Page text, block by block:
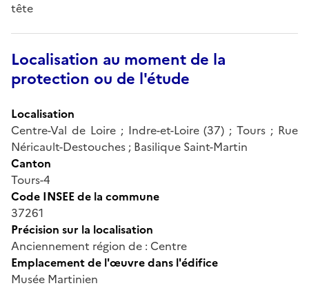
tête
Localisation au moment de la
protection ou de l'étude
Localisation
Centre-Val de Loire ; Indre-et-Loire (37) ; Tours ; Rue
Néricault-Destouches ; Basilique Saint-Martin
Canton
Tours-4
Code INSEE de la commune
37261
Précision sur la localisation
Anciennement région de : Centre
Emplacement de l'œuvre dans l'édifice
Musée Martinien